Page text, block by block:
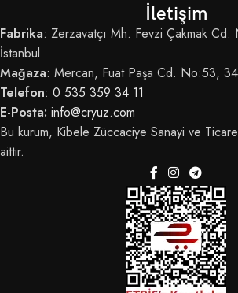
İletişim
Fabrika: Zerzavatçı Mh. Fevzi Çakmak
İstanbul
Mağaza: Mercan, Fuat Paşa Cd. No:53,
Telefon: 0 535 359 34 11
E-Posta: info@cryuz.com
Bu kurum, Kibele Züccaciye Sanayi ve
aittir.